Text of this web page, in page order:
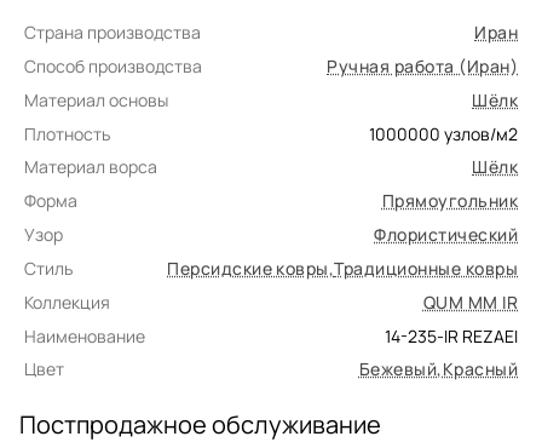
Страна производства
Иран
Способ производства
Ручная работа (Иран)
Материал основы
Шёлк
Плотность
1000000 узлов/м2
Материал ворса
Шёлк
Форма
Прямоугольник
Узор
Флористический
Стиль
Персидские ковры,Традиционные ковры
Коллекция
QUM MM IR
Наименование
14-235-IR REZAEI
Цвет
Бежевый,Красный
Постпродажное обслуживание